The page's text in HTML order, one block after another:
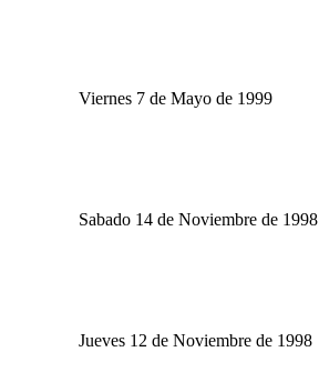
Viernes 7 de Mayo de 1999
Sabado 14 de Noviembre de 1998
Jueves 12 de Noviembre de 1998